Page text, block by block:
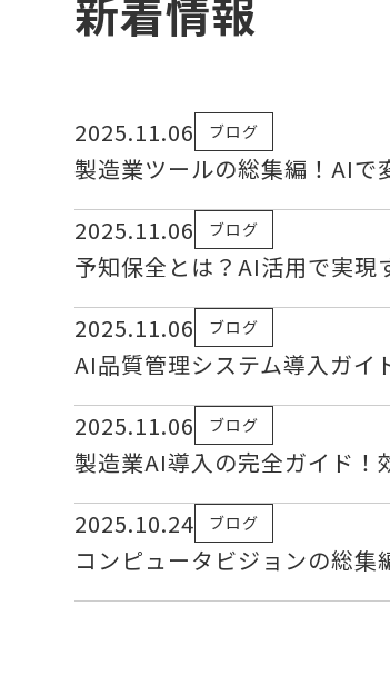
新着情報
2025.11.06 ブログ
製造業ツールの総集編！AIで
2025.11.06
ブログ
予知保全とは？AI活用で実
2025.11.06
ブログ
AI品質管理システム導入ガイ
2025.11.06
ブログ
製造業AI導入の完全ガイド！
2025.10.24
ブログ
コンピュータビジョンの総